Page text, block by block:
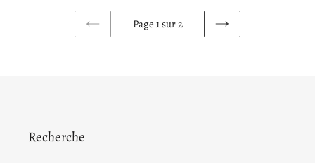
PAGE
Page 1 sur 2
PAGE
Recherche